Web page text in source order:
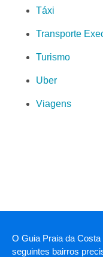
Táxi
Transporte
Turismo
Uber
Viagens
O Guia Praia da
seguintes bairros